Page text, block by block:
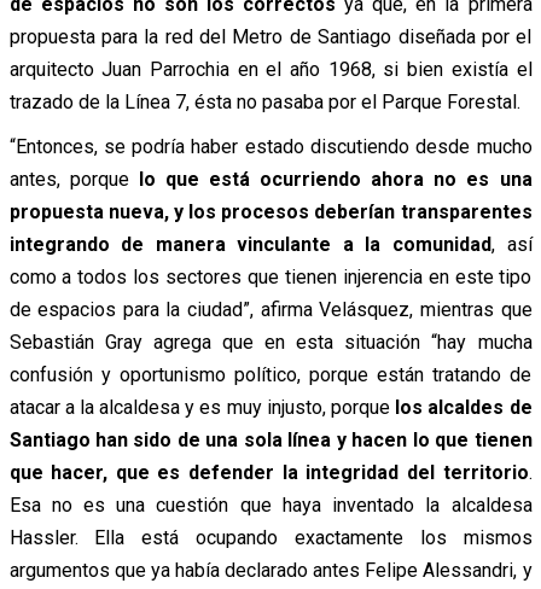
propuesta para la red del Metro de Santiago diseñada por el
arquitecto Juan Parrochia en el año 1968, si bien existía el
trazado de la Línea 7, ésta no pasaba por el Parque Forestal.
“Entonces, se podría haber estado discutiendo desde mucho
antes, porque lo que está ocurriendo ahora no es una
propuesta nueva, y los procesos deberían transparentes
integrando de manera vinculante a la comunidad, así
como a todos los sectores que tienen injerencia en este tipo
de espacios para la ciudad”, afirma Velásquez, mientras que
Sebastián Gray agrega que en esta situación “hay mucha
confusión y oportunismo político, porque están tratando de
atacar a la alcaldesa y es muy injusto, porque los alcaldes de
Santiago han sido de una sola línea y hacen lo que tienen
que hacer, que es defender la integridad del territorio.
Esa no es una cuestión que haya inventado la alcaldesa
Hassler. Ella está ocupando exactamente los mismos
argumentos que ya había declarado antes Felipe Alessandri, y